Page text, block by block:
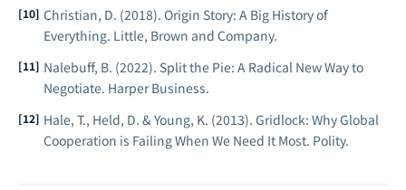
Christian, D. (2018). Origin Story: A Big History of
Everything. Little, Brown and Company.
Nalebuff, B. (2022). Split the Pie: A Radical New Way to
Negotiate. Harper Business.
Hale, T., Held, D. & Young, K. (2013). Gridlock: Why Global
Cooperation is Failing When We Need It Most. Polity.